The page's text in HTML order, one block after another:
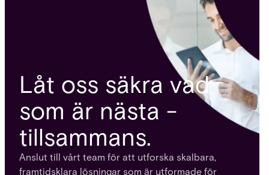
Låt oss säkra vad
som är nästa -
tillsammans.
Anslut till vårt team för att utforska skalbara,
framtidsklara lösningar som är utformade för